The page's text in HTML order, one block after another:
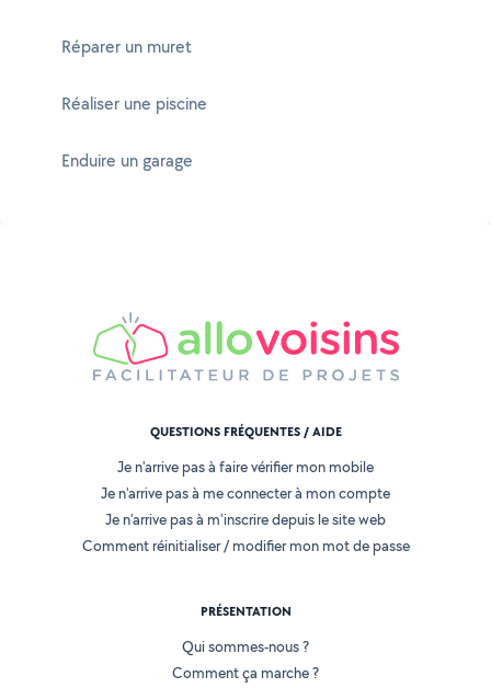
Réparer un muret
Réaliser une piscine
Enduire un garage
QUESTIONS FRÉQUENTES / AIDE
Je n'arrive pas à faire vérifier mon mobile
Je n'arrive pas à me connecter à mon compte
Je n'arrive pas à m'inscrire depuis le site web
Comment réinitialiser / modifier mon mot de passe
PRÉSENTATION
Qui sommes-nous ?
Comment ça marche ?